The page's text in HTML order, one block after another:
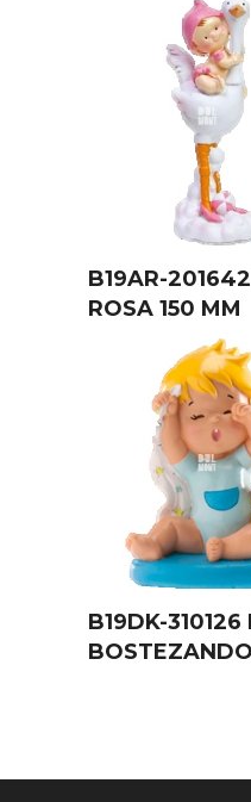
B19AR-
ROSA 150 MM
B19DK-